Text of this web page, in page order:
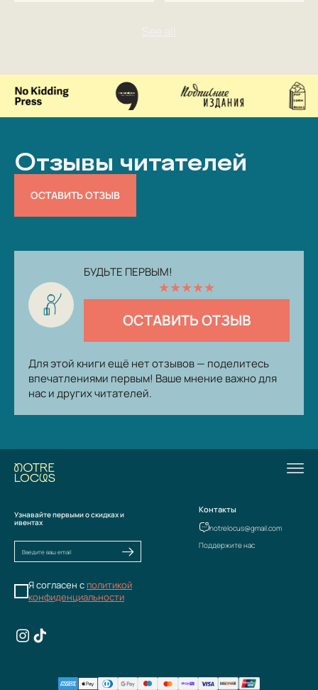
Отзывы читателей
ОСТАВИТЬ ОТЗЫВ
БУДЬТЕ ПЕРВЫМ!
★★★★★
ОСТАВИТЬ ОТЗЫВ
Для этой книги ещё нет отзывов — поделитесь
впечатлениями первым! Ваше мнение важно для
нас и других читателей.
Узнавайте первыми о скидках и
ивентах
Я согласен с политикой
конфиденциальности
Контакты
notrelocus@gmail.com
Поддержите нас